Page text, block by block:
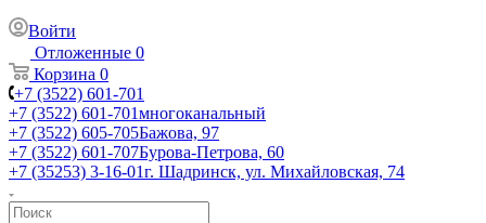
Войти
Отложенные 0
Корзина 0
+7 (3522) 601-701
+7 (3522) 601-701многоканальный
+7 (3522) 605-705Бажова, 97
+7 (3522) 601-707Бурова-Петрова, 60
+7 (35253) 3-16-01г. Шадринск, ул. Михайловская, 74